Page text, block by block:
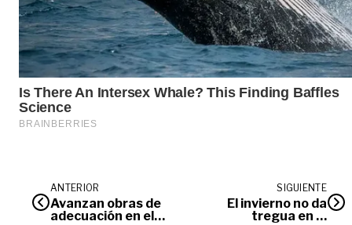
ANTERIOR
Avanzan obras de
adecuación en el
SIGUIENTE
El invierno no da
tregua en el